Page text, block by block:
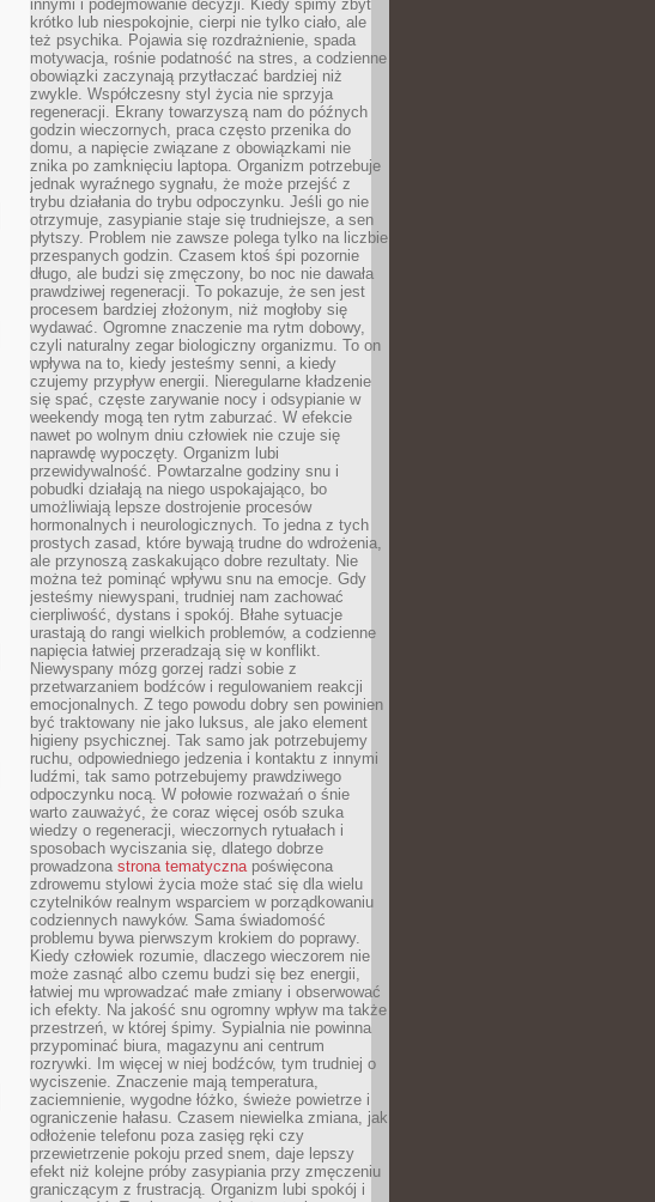
innymi i podejmowanie decyzji. Kiedy śpimy zbyt
krótko lub niespokojnie, cierpi nie tylko ciało, ale
też psychika. Pojawia się rozdrażnienie, spada
motywacja, rośnie podatność na stres, a codzienne
obowiązki zaczynają przytłaczać bardziej niż
zwykle. Współczesny styl życia nie sprzyja
regeneracji. Ekrany towarzyszą nam do późnych
godzin wieczornych, praca często przenika do
domu, a napięcie związane z obowiązkami nie
znika po zamknięciu laptopa. Organizm potrzebuje
jednak wyraźnego sygnału, że może przejść z
trybu działania do trybu odpoczynku. Jeśli go nie
otrzymuje, zasypianie staje się trudniejsze, a sen
płytszy. Problem nie zawsze polega tylko na liczbie
przespanych godzin. Czasem ktoś śpi pozornie
długo, ale budzi się zmęczony, bo noc nie dawała
prawdziwej regeneracji. To pokazuje, że sen jest
procesem bardziej złożonym, niż mogłoby się
wydawać. Ogromne znaczenie ma rytm dobowy,
czyli naturalny zegar biologiczny organizmu. To on
wpływa na to, kiedy jesteśmy senni, a kiedy
czujemy przypływ energii. Nieregularne kładzenie
się spać, częste zarywanie nocy i odsypianie w
weekendy mogą ten rytm zaburzać. W efekcie
nawet po wolnym dniu człowiek nie czuje się
naprawdę wypoczęty. Organizm lubi
przewidywalność. Powtarzalne godziny snu i
pobudki działają na niego uspokajająco, bo
umożliwiają lepsze dostrojenie procesów
hormonalnych i neurologicznych. To jedna z tych
prostych zasad, które bywają trudne do wdrożenia,
ale przynoszą zaskakująco dobre rezultaty. Nie
można też pominąć wpływu snu na emocje. Gdy
jesteśmy niewyspani, trudniej nam zachować
cierpliwość, dystans i spokój. Błahe sytuacje
urastają do rangi wielkich problemów, a codzienne
napięcia łatwiej przeradzają się w konflikt.
Niewyspany mózg gorzej radzi sobie z
przetwarzaniem bodźców i regulowaniem reakcji
emocjonalnych. Z tego powodu dobry sen powinien
być traktowany nie jako luksus, ale jako element
higieny psychicznej. Tak samo jak potrzebujemy
ruchu, odpowiedniego jedzenia i kontaktu z innymi
ludźmi, tak samo potrzebujemy prawdziwego
odpoczynku nocą. W połowie rozważań o śnie
warto zauważyć, że coraz więcej osób szuka
wiedzy o regeneracji, wieczornych rytuałach i
sposobach wyciszania się, dlatego dobrze
prowadzona strona tematycznapoświęcona
zdrowemu stylowi życia może stać się dla wielu
czytelników realnym wsparciem w porządkowaniu
codziennych nawyków. Sama świadomość
problemu bywa pierwszym krokiem do poprawy.
Kiedy człowiek rozumie, dlaczego wieczorem nie
może zasnąć albo czemu budzi się bez energii,
łatwiej mu wprowadzać małe zmiany i obserwować
ich efekty. Na jakość snu ogromny wpływ ma także
przestrzeń, w której śpimy. Sypialnia nie powinna
przypominać biura, magazynu ani centrum
rozrywki. Im więcej w niej bodźców, tym trudniej o
wyciszenie. Znaczenie mają temperatura,
zaciemnienie, wygodne łóżko, świeże powietrze i
ograniczenie hałasu. Czasem niewielka zmiana, jak
odłożenie telefonu poza zasięg ręki czy
przewietrzenie pokoju przed snem, daje lepszy
efekt niż kolejne próby zasypiania przy zmęczeniu
graniczącym z frustracją. Organizm lubi spokój i